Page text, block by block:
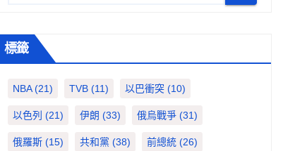
標籤
NBA(21) TVB (11) 以巴衝突 (10)
以色列 (21) 伊朗 (33) 俄烏戰爭 (31)
俄羅斯 (15) 共和黨 (38) 前總統 (26)